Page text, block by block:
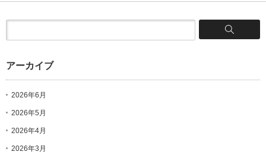
アーカイブ
2026年6月
2026年5月
2026年4月
2026年3月